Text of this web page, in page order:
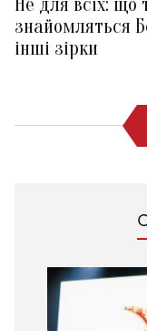
знайомляться
інші зірки